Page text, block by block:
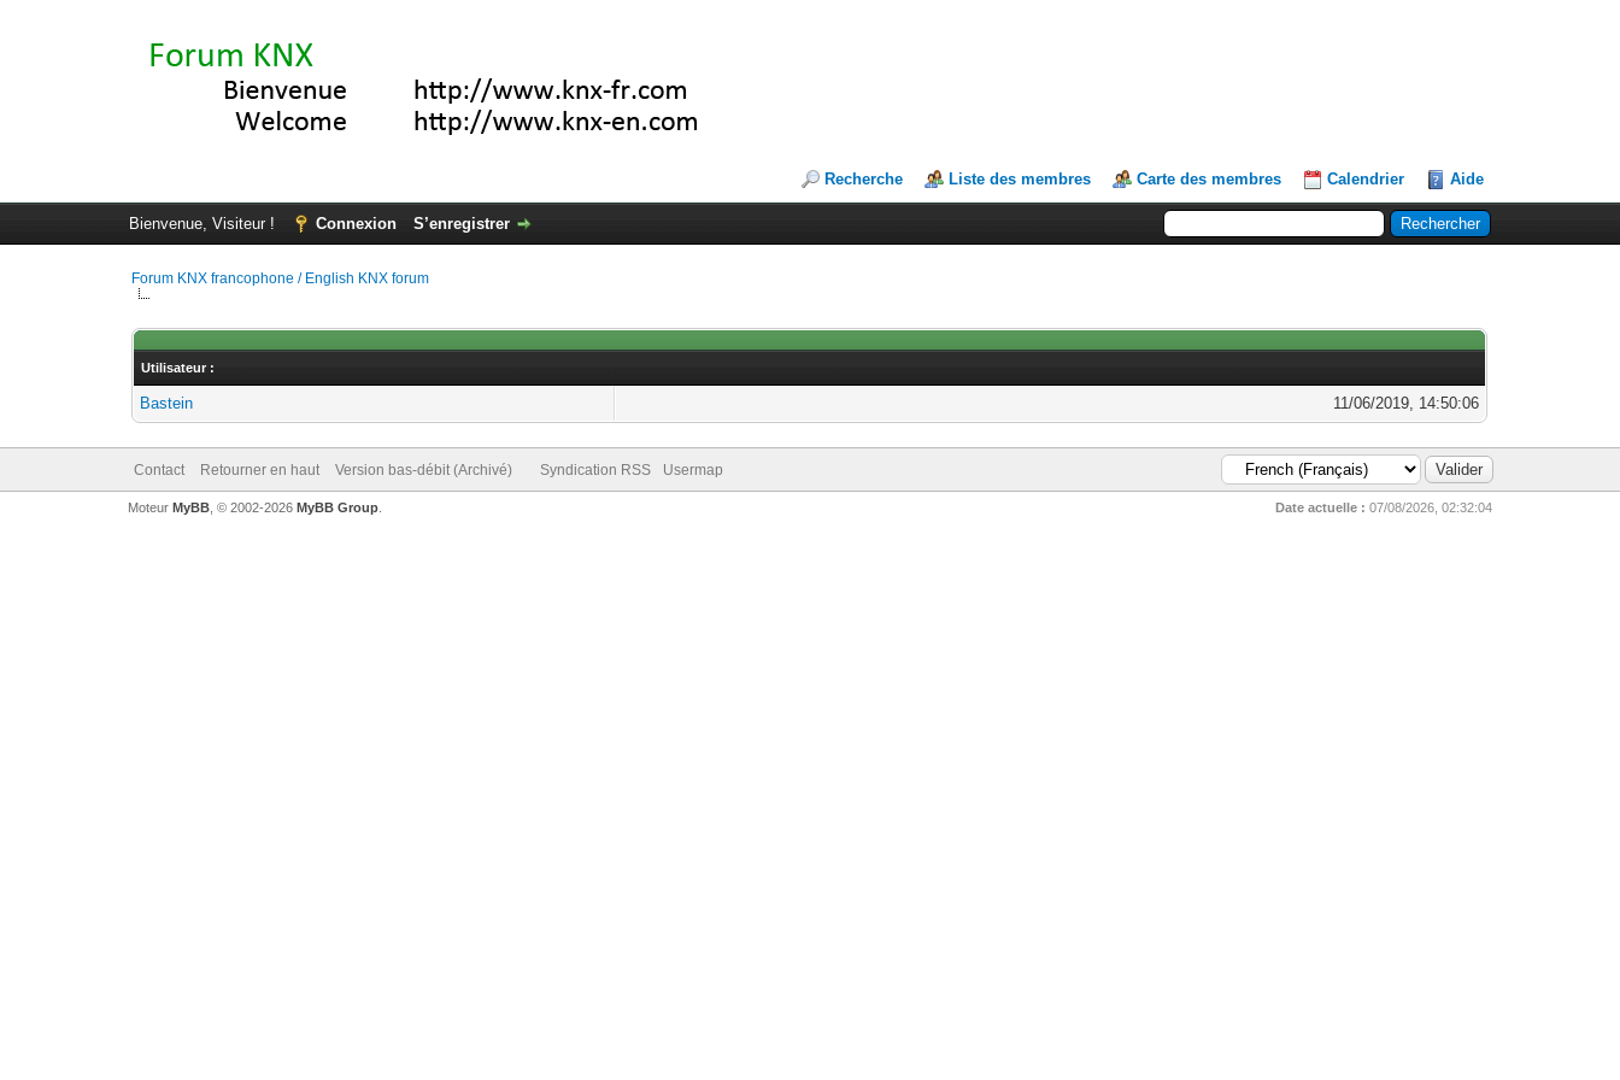
Recherche Liste des membres Carte des membres Calendrier Aide
Bienvenue, Visiteur ! Connexion S’enregistrer
Forum KNX francophone / English KNX forum
Utilisateur :
Bastein 11/06/2019, 14:50:06
Contact Retourner en haut Version bas-débit (Archivé) Syndication RSS Usermap
Date actuelle : 07/08/2026, 02:32:04
Moteur MyBB, © 2002-2026 MyBB Group.